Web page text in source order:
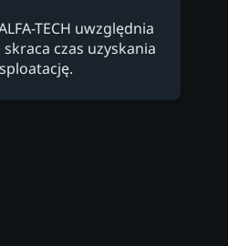
TECH uwzględnia
czas uzyskania